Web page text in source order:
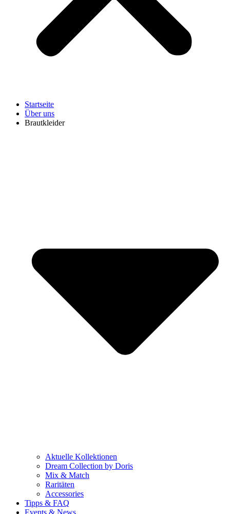
Startseite
Über uns
Brautkleider
Aktuelle Kollektionen
Dream Collection by Doris
Mix & Match
Raritäten
Accessories
Tipps & FAQ